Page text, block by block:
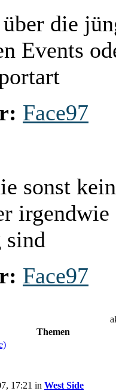
die
Events
Face97
sonst
irgendwie
sind
Face97
Themen
17:21 in West Side